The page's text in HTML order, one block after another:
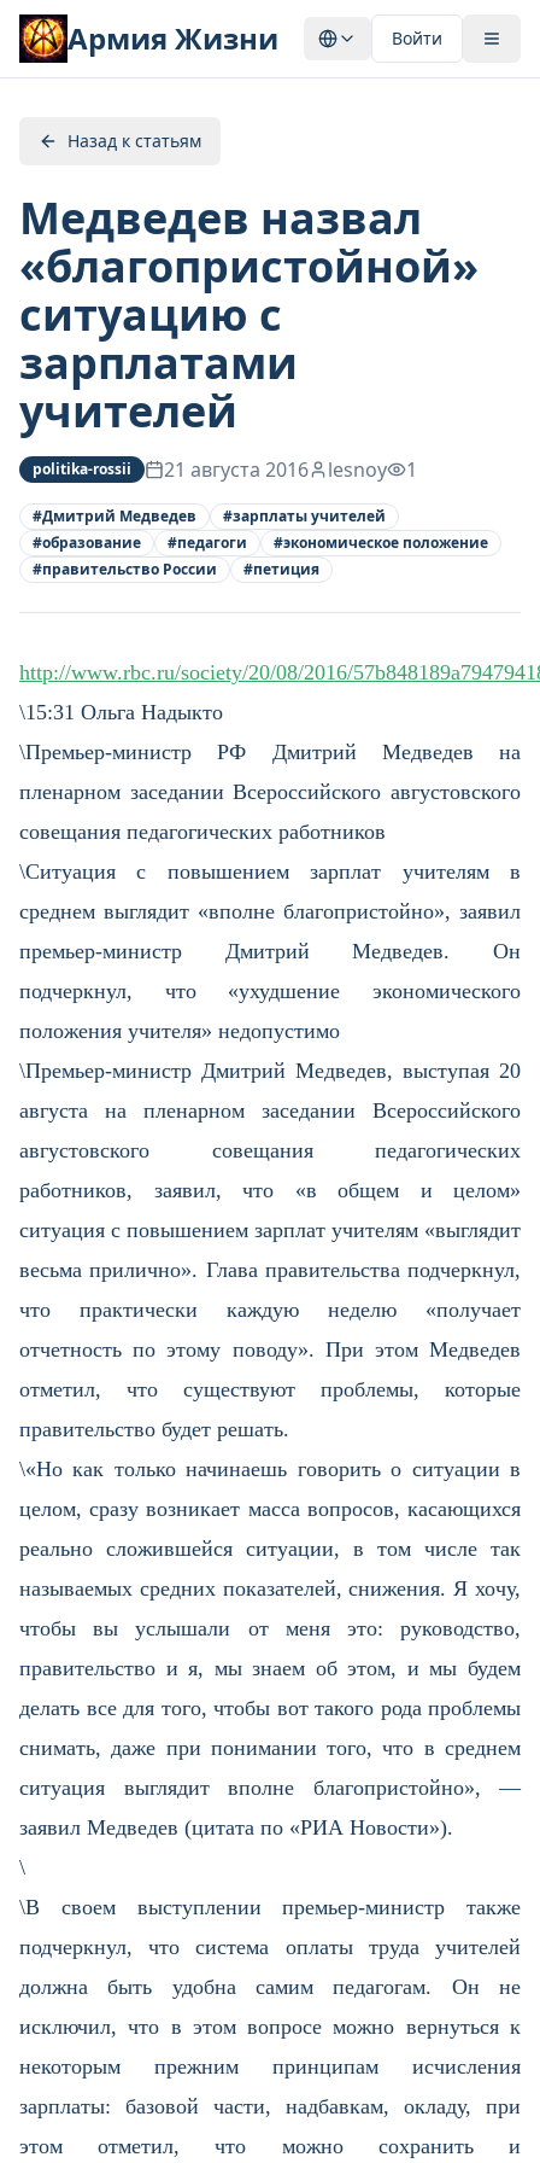
Армия Жизни Войти
Назад к статьям
Медведев назвал
«благопристойной»
ситуацию с
зарплатами
учителей
politika-rossii 21 августа 2016 lesnoy 1
#Дмитрий Медведев #зарплаты учителей
#образование #педагоги #экономическое положение
#правительство России #петиция
http://www.rbc.ru/society/20/08/2016/
\15:31 Ольга Надыкто
\Премьер-министр РФ Дмитрий Медведев на
пленарном заседании Всероссийского августовского
совещания педагогических работников
\Ситуация с повышением зарплат учителям в
среднем выглядит «вполне благопристойно», заявил
премьер-министр Дмитрий Медведев. Он
подчеркнул, что «ухудшение экономического
положения учителя» недопустимо
\Премьер-министр Дмитрий Медведев, выступая 20
августа на пленарном заседании Всероссийского
августовского совещания педагогических
работников, заявил, что «в общем и целом»
ситуация с повышением зарплат учителям «выглядит
весьма прилично». Глава правительства подчеркнул,
что практически каждую неделю «получает
отчетность по этому поводу». При этом Медведев
отметил, что существуют проблемы, которые
правительство будет решать.
\«Но как только начинаешь говорить о ситуации в
целом, сразу возникает масса вопросов, касающихся
реально сложившейся ситуации, в том числе так
называемых средних показателей, снижения. Я хочу,
чтобы вы услышали от меня это: руководство,
правительство и я, мы знаем об этом, и мы будем
делать все для того, чтобы вот такого рода проблемы
снимать, даже при понимании того, что в среднем
ситуация выглядит вполне благопристойно», —
заявил Медведев (цитата по «РИА Новости»).
\
\В своем выступлении премьер-министр также
подчеркнул, что система оплаты труда учителей
должна быть удобна самим педагогам. Он не
исключил, что в этом вопросе можно вернуться к
некоторым прежним принципам исчисления
зарплаты: базовой части, надбавкам, окладу, при
этом отметил, что можно сохранить и